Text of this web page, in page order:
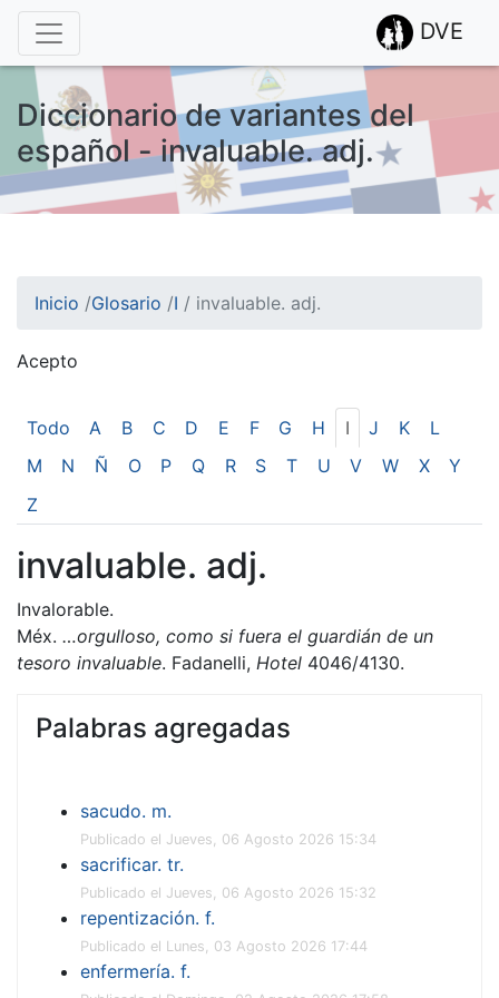
DVE
Diccionario de variantes del
español - invaluable. adj.
Inicio /Glosario /I / invaluable. adj.
Acepto
Esto nos ayuda a recolectar estadísticas de las visitas.
Todo A B C D E F G H I J K
L
M
N Ñ O P Q R S T U V W X
Y
Z
invaluable. adj.
Invalorable.
Méx. …orgulloso, como si fuera el guardián de un
tesoro invaluable. Fadanelli, Hotel 4046/4130.
Palabras agregadas
sacudo. m.
Publicado el Jueves, 06 Agosto 2026 15:34
sacrificar. tr.
Publicado el Jueves, 06 Agosto 2026 15:32
repentización. f.
Publicado el Lunes, 03 Agosto 2026 17:44
enfermería. f.